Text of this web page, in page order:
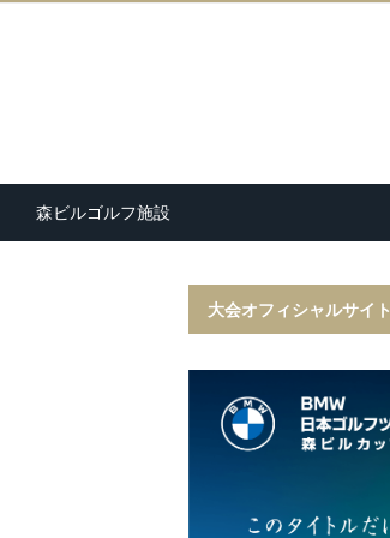
森ビルゴルフ施設
大会オフィシャルサイト